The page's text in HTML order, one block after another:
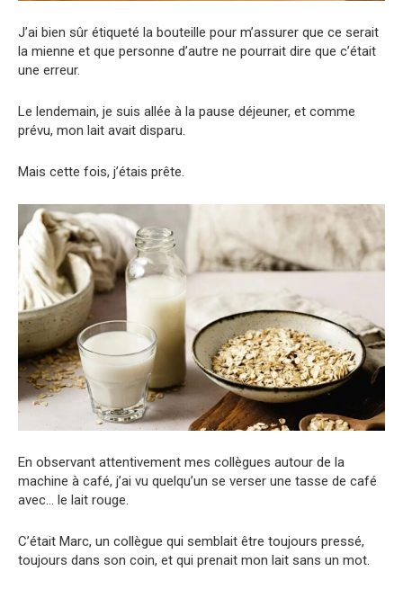
J’ai bien sûr étiqueté la bouteille pour m’assurer que ce serait
la mienne et que personne d’autre ne pourrait dire que c’était
une erreur.
Le lendemain, je suis allée à la pause déjeuner, et comme
prévu, mon lait avait disparu.
Mais cette fois, j’étais prête.
En observant attentivement mes collègues autour de la
machine à café, j’ai vu quelqu’un se verser une tasse de café
avec… le lait rouge.
C’était Marc, un collègue qui semblait être toujours pressé,
toujours dans son coin, et qui prenait mon lait sans un mot.